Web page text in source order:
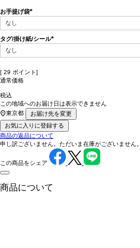
お手提げ袋
タグ/掛け紙/シール
[ 29 ポイント]
通常価格
税込
この地域へのお届け日は表示できません
東京都
お届け先を変更
お気に入りに登録する
商品の返品について
申し訳ございません。ただいま在庫がございません。
この商品をシェア
商品について